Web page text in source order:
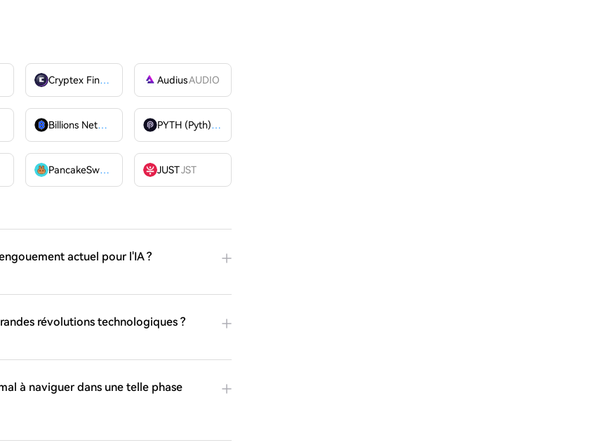
Cryptex Finance AudiusAUDIO
Billions Network PYTH (Pyth)
PYTH
PancakeSwap JUSTJST
actuel pour l'IA ?
révolutions technologiques ?
à naviguer dans une telle phase